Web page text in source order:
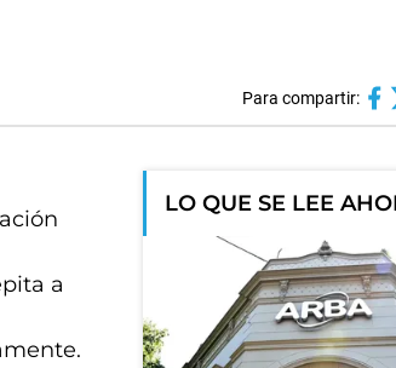
Para compartir:
a
LO QUE SE LEE